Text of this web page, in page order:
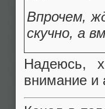
Впрочем,
скучно, а
Надеюсь,
внимание и